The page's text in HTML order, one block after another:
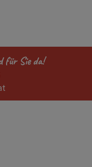
für Sie da!